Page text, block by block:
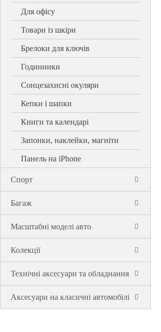
Для офісу
Товари із шкіри
Брелоки для ключів
Годинники
Сонцезахисні окуляри
Кепки і шапки
Книги та календарі
Запонки, наклейки, магніти
Панель на iPhone
Спорт
Багаж
Масштабні моделі авто
Колекції
Технічні аксесуари та обладнання
Аксесуари на класичні автомобілі